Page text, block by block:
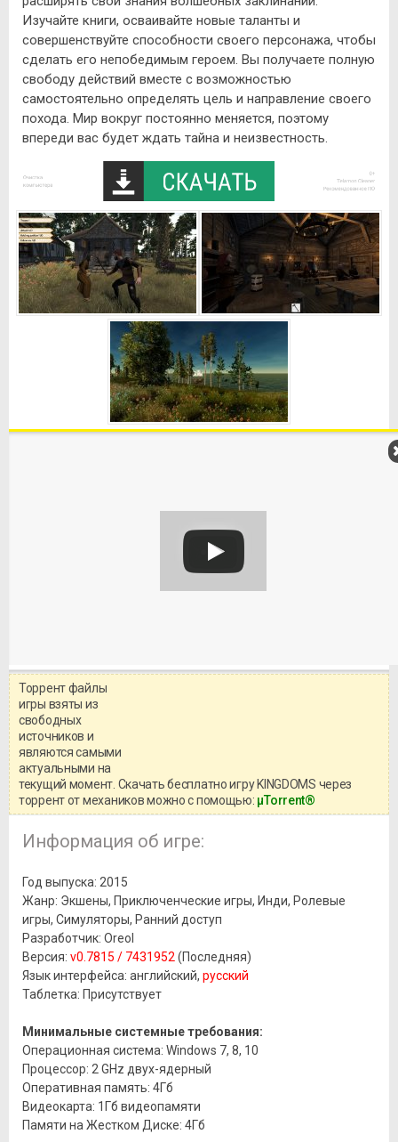
Изучайте книги, осваивайте новые таланты и
совершенствуйте способности своего персонажа, чтобы
сделать его непобедимым героем. Вы получаете полную
свободу действий вместе с возможностью
самостоятельно определять цель и направление своего
похода. Мир вокруг постоянно меняется, поэтому
впереди вас будет ждать тайна и неизвестность.
Торрент файлы
игры взяты из
свободных
источников и
являются самыми
актуальными на
текущий момент. Скачать бесплатно игру KINGDOMS через
торрент от механиков можно с помощью: μTorrent®
Информация об игре:
Год выпуска: 2015
Жанр: Экшены, Приключенческие игры, Инди, Ролевые
игры, Симуляторы, Ранний доступ
Разработчик: Oreol
Версия: v0.7815 / 7431952(Последняя)
Язык интерфейса: английский, русский
Таблетка: Присутствует
Минимальные системные требования:
Операционная система: Windows 7, 8, 10
Процессор: 2 GHz двух-ядерный
Оперативная память: 4Гб
Видеокарта: 1Гб видеопамяти
Памяти на Жестком Диске: 4Гб